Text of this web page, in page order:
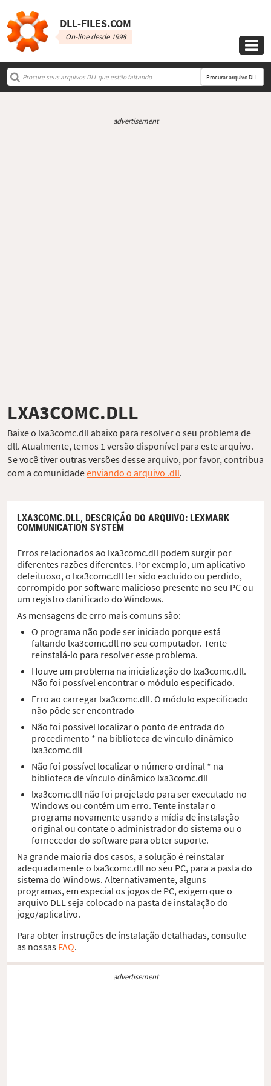
DLL‑FILES.COM
On-line desde 1998

Procurar arquivo DLL
advertisement
LXA3COMC.DLL
Baixe o lxa3comc.dll abaixo para resolver o seu problema de
dll. Atualmente, temos 1 versão disponível para este arquivo.
Se você tiver outras versões desse arquivo, por favor, contribua
com a comunidadeenviando o arquivo .dll.
LXA3COMC.DLL, DESCRIÇÃO DO ARQUIVO: LEXMARK
COMMUNICATION SYSTEM
Erros relacionados ao lxa3comc.dll podem surgir por
diferentes razões diferentes. Por exemplo, um aplicativo
defeituoso, o lxa3comc.dll ter sido excluído ou perdido,
corrompido por software malicioso presente no seu PC ou
um registro danificado do Windows.
As mensagens de erro mais comuns são:
O programa não pode ser iniciado porque está
faltando lxa3comc.dll no seu computador. Tente
reinstalá-lo para resolver esse problema.
Houve um problema na inicialização do lxa3comc.dll.
Não foi possível encontrar o módulo especificado.
Erro ao carregar lxa3comc.dll. O módulo especificado
não pôde ser encontrado
Não foi possivel localizar o ponto de entrada do
procedimento * na biblioteca de vinculo dinâmico
lxa3comc.dll
Não foi possível localizar o número ordinal * na
biblioteca de vínculo dinâmico lxa3comc.dll
lxa3comc.dll não foi projetado para ser executado no
Windows ou contém um erro. Tente instalar o
programa novamente usando a mídia de instalação
original ou contate o administrador do sistema ou o
fornecedor do software para obter suporte.
Na grande maioria dos casos, a solução é reinstalar
adequadamente o lxa3comc.dll no seu PC, para a pasta do
sistema do Windows. Alternativamente, alguns
programas, em especial os jogos de PC, exigem que o
arquivo DLL seja colocado na pasta de instalação do
jogo/aplicativo.
Para obter instruções de instalação detalhadas, consulte
as nossas FAQ.
advertisement